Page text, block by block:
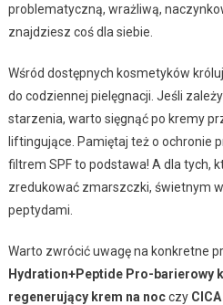
problematyczną, wrażliwą,
znajdziesz coś dla siebie.
Wśród dostępnych kosmetyków
do codziennej pielęgnacji. Jeśli
starzenia, warto sięgnąć po kremy
liftingujące. Pamiętaj też o ochronie
filtrem SPF to podstawa! A dla tych,
zredukować zmarszczki, świetnym
peptydami.
Warto zwrócić uwagę na konkretne
Hydration+Peptide Pro-barierowy
regenerujący krem na nocczy